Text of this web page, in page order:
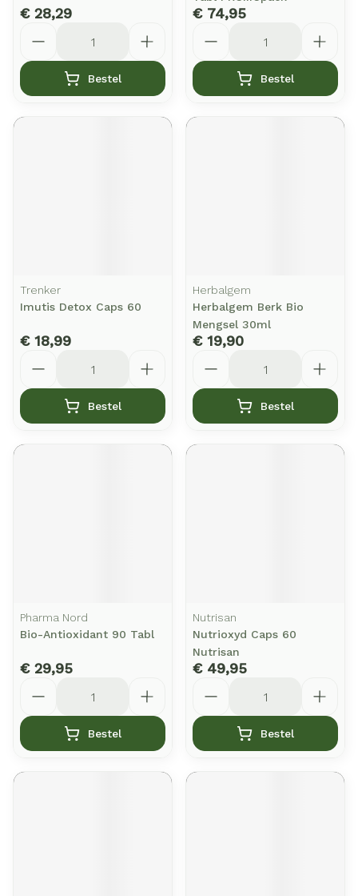
€ 28,29
Bestel
€ 74,95
Bestel
Trenker
Imutis Detox Caps 60
€ 18,99
Bestel
Herbalgem
Herbalgem Berk Bio
Mengsel 30ml
€ 19,90
Bestel
Pharma Nord
Bio-Antioxidant 90 Tabl
€ 29,95
Bestel
Nutrisan
Nutrioxyd Caps 60
Nutrisan
€ 49,95
Bestel